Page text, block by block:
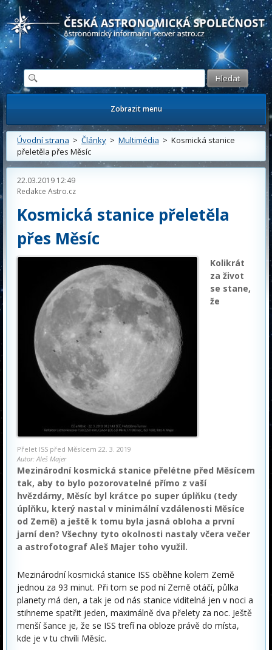
Česká astronomická společnost - Informační astronomický server
Zobrazit menu
Úvodní strana > Články > Multimédia > Kosmická stanice
přeletěla přes Měsíc
22.03.2019 12:49
Redakce Astro.cz
Kosmická stanice přeletěla
přes Měsíc
Přelet ISS před Měsícem 22. 3. 2019
Autor: Aleš Majer
Kolikrát
za život
se stane,
že
Mezinárodní kosmická stanice přelétne před Měsícem
tak, aby to bylo pozorovatelné přímo z vaší
hvězdárny, Měsíc byl krátce po super úplňku (tedy
úplňku, který nastal v minimální vzdálenosti Měsíce
od Země) a ještě k tomu byla jasná obloha a první
jarní den? Všechny tyto okolnosti nastaly včera večer
a astrofotograf Aleš Majer toho využil.
Mezinárodní kosmická stanice ISS oběhne kolem Země
jednou za 93 minut. Při tom se pod ní Země otáčí, půlka
planety má den, a tak je od nás stanice viditelná jen v noci a
stihneme spatřit jeden, maximálně dva přelety za noc. Ještě
menší šance je, že se ISS trefí na obloze právě do místa,
kde je v tu chvíli Měsíc.